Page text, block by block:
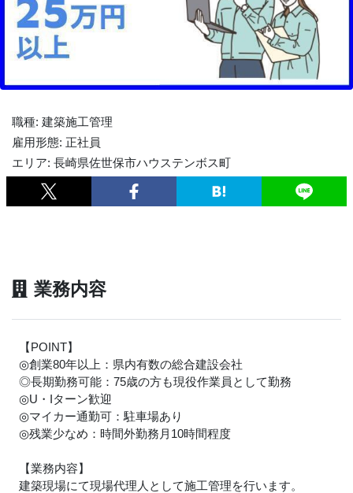
職種: 建築施工管理
雇用形態: 正社員
エリア: 長崎県佐世保市ハウステンボス町
業務内容
【POINT】
◎創業80年以上：県内有数の総合建設会社
◎長期勤務可能：75歳の方も現役作業員として勤務
◎U・Iターン歓迎
◎マイカー通勤可：駐車場あり
◎残業少なめ：時間外勤務月10時間程度
【業務内容】
建築現場にて現場代理人として施工管理を行います。